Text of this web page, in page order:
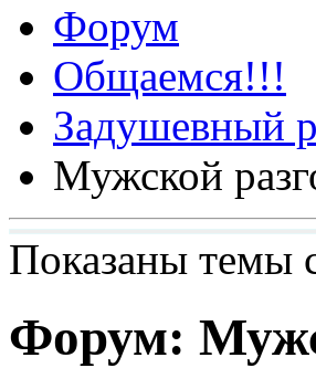
Форум
Общаемся!!!
Задушевный
Мужской
Показаны темы
Форум: